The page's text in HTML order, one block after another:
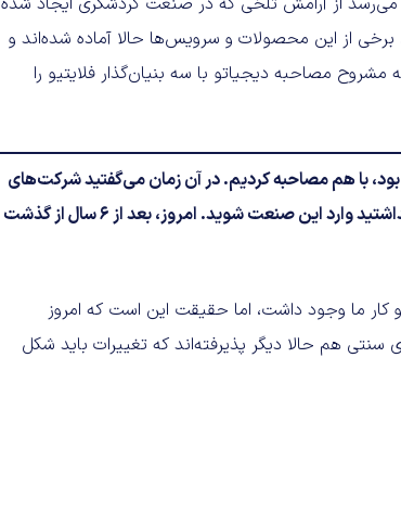
از این محصولات و سرویس‌ها حالا آماده شده‌اند و
مصاحبه دیجیاتو با سه بنیان‌گذار فلایتیو را
فلایتیو دو ساله بود، با هم مصاحبه کردیم. در آن زمان می‌گفتید شرکت‌های
هواپیمایی و… خیلی به ما اعتماد ندارند؛ انگار کسانی هستید که حق نداشتید وارد این صنعت شوید. امروز، بعد از ۶ سال از گذشت
کار ما وجود داشت، اما حقیقت این است که امروز
هم حالا دیگر پذیرفته‌اند که تغییرات باید شکل